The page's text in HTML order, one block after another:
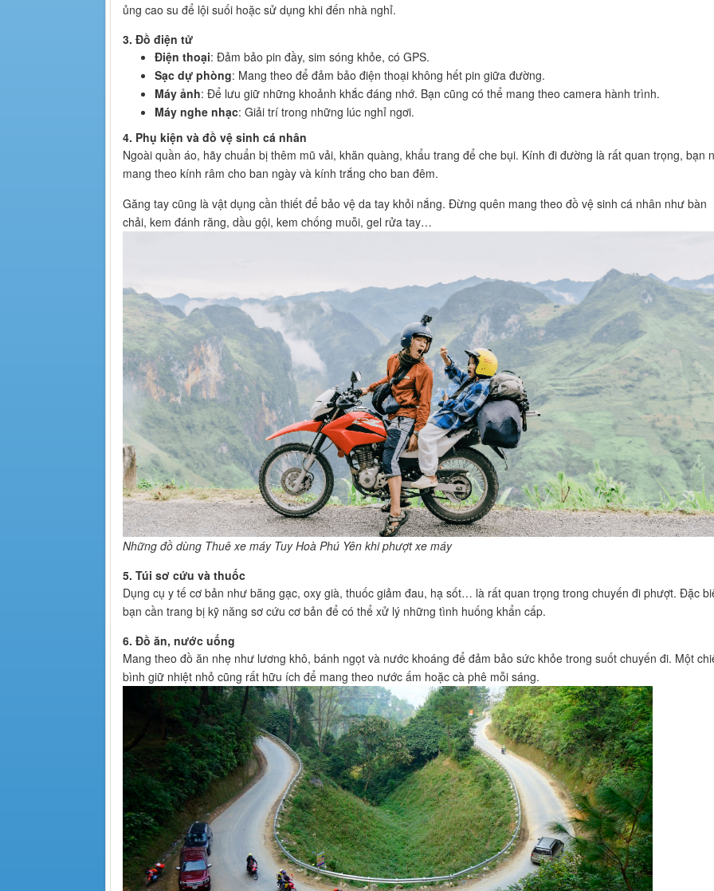
ủng cao su để lội suối hoặc sử dụng khi đến nhà nghỉ.
3. Đồ điện tử
Điện thoại: Đảm bảo pin đầy, sim sóng khỏe, có GPS.
Sạc dự phòng: Mang theo để đảm bảo điện thoại không hết pin giữa đường.
Máy ảnh: Để lưu giữ những khoảnh khắc đáng nhớ. Bạn cũng có thể mang theo camera hành trình.
Máy nghe nhạc: Giải trí trong những lúc nghỉ ngơi.
4. Phụ kiện và đồ vệ sinh cá nhân
Ngoài quần áo, hãy chuẩn bị thêm mũ vải, khăn quàng, khẩu trang để che bụi. Kính đi đường là rất quan trọng, bạn
mang theo kính râm cho ban ngày và kính trắng cho ban đêm.
Găng tay cũng là vật dụng cần thiết để bảo vệ da tay khỏi nắng. Đừng quên mang theo đồ vệ sinh cá nhân như bàn
chải, kem đánh răng, dầu gội, kem chống muỗi, gel rửa tay…
Những đồ dùng Thuê xe máy Tuy Hoà Phú Yên khi phượt xe máy
5. Túi sơ cứu và thuốc
Dụng cụ y tế cơ bản như băng gạc, oxy già, thuốc giảm đau, hạ sốt… là rất quan trọng trong chuyến đi phượt. Đặc
bạn cần trang bị kỹ năng sơ cứu cơ bản để có thể xử lý những tình huống khẩn cấp.
6. Đồ ăn, nước uống
Mang theo đồ ăn nhẹ như lương khô, bánh ngọt và nước khoáng để đảm bảo sức khỏe trong suốt chuyến đi. Một
bình giữ nhiệt nhỏ cũng rất hữu ích để mang theo nước ấm hoặc cà phê mỗi sáng.